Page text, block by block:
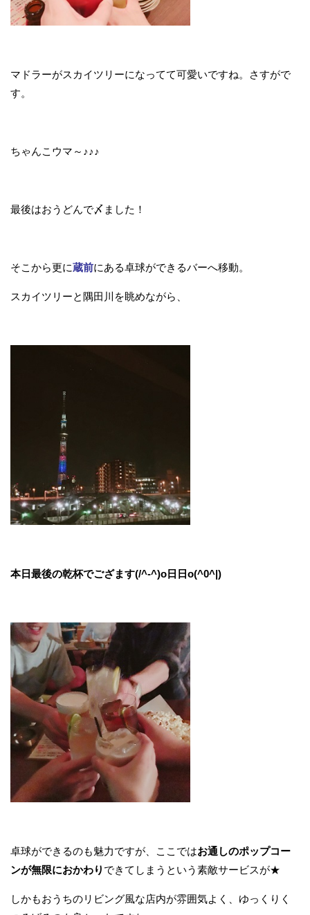
マドラーがスカイツリーになってて可愛いですね。さすがで
す。
ちゃんこウマ～♪♪♪
最後はおうどんで〆ました！
そこから更に蔵前にある卓球ができるバーへ移動。
スカイツリーと隅田川を眺めながら、
本日最後の乾杯でござます(/^-^)o日日o(^0^|)
卓球ができるのも魅力ですが、ここではお通しのポップコー
ンが無限におかわり できてしまうという素敵サービスが★
しかもおうちのリビング風な店内が雰囲気よく、ゆっくりく